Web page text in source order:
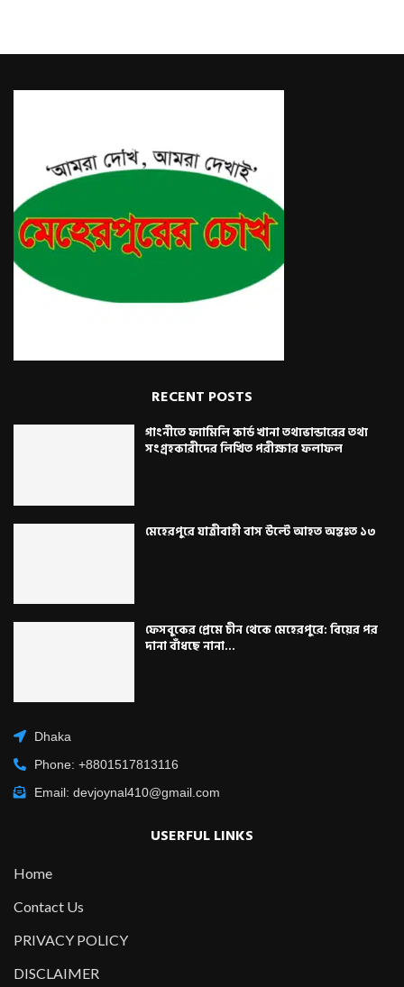
RECENT POSTS
গাংনীতে ফ্যামিলি কার্ড খানা তথ্যভান্ডারের তথ্য
সংগ্রহকারীদের লিখিত পরীক্ষার ফলাফল
মেহেরপুরে যাত্রীবাহী বাস উল্টে আহত অন্তঃত ১৩
ফেসবুকের প্রেমে চীন থেকে মেহেরপুরে: বিয়ের পর
দানা বাঁধছে নানা...
Dhaka
Phone: +8801517813116
Email: devjoynal410@gmail.com
USERFUL LINKS
Home
Contact Us
PRIVACY POLICY
DISCLAIMER